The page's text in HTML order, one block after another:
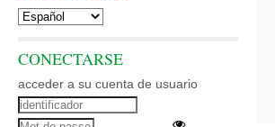
CONECTARSE
acceder a su cuenta de usuario